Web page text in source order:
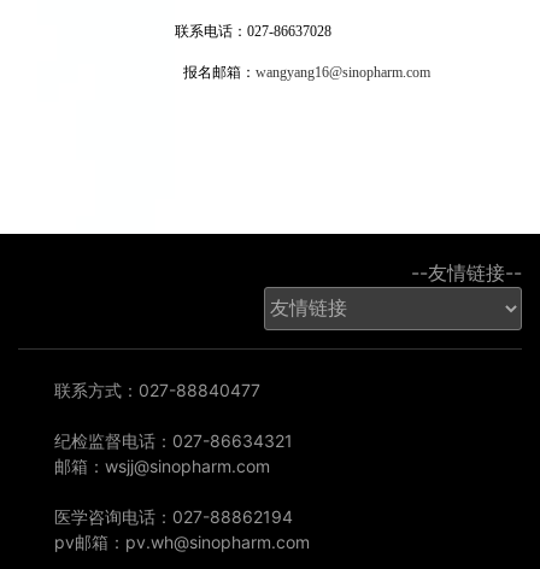
联系电话：027-86637028
报名邮箱： wangyang16@sinopharm.com
--友情链接--
联系方式：027-88840477
纪检监督电话：027-86634321
邮箱：wsjj@sinopharm.com
医学咨询电话：027-88862194
pv邮箱：pv.wh@sinopharm.com